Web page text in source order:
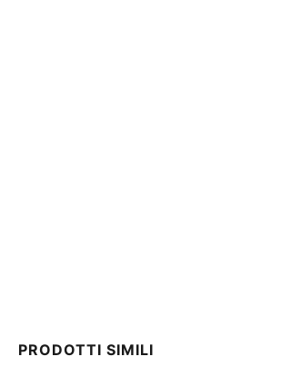
PRODOTTI SIMILI